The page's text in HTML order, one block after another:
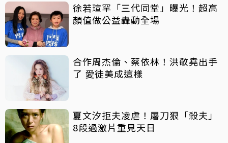
徐若瑄罕「三代同堂」曝光！超高
顏值做公益轟動全場
合作周杰倫、蔡依林！洪敬堯出手
了 愛徒美成這樣
夏文汐拒夫凌虐！屠刀狠「殺夫」
8段過激片重見天日